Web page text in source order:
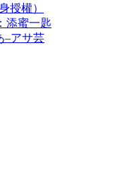
授權）
添蜜一匙
–アサ芸